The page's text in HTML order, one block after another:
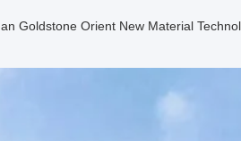
Goldstone Orient New Material